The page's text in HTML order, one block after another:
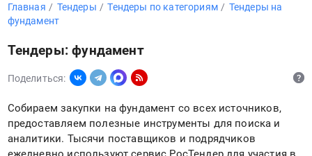
Главная Тендеры Тендеры по категориям
Тендеры на
фундамент
Тендеры: фундамент
Поделиться:
Собираем закупки на фундамент со всех источников,
предоставляем полезные инструменты для поиска и
аналитики. Тысячи поставщиков и подрядчиков